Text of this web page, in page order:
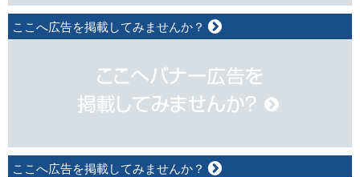
ここへ広告を掲載してみませんか？
ここへ広告を掲載してみませんか？